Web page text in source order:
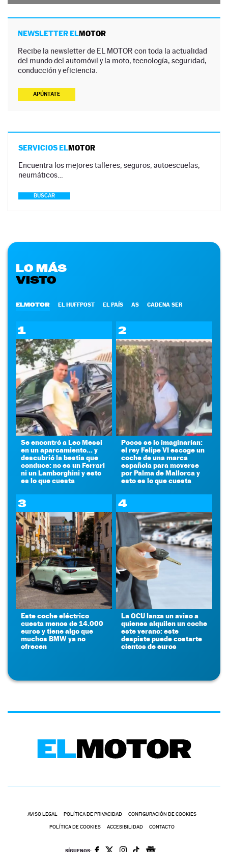
NEWSLETTER ELMOTOR
Recibe la newsletter de EL MOTOR con toda la actualidad
del mundo del automóvil y la moto, tecnología, seguridad,
conducción y eficiencia.
APÚNTATE
SERVICIOS ELMOTOR
Encuentra los mejores talleres, seguros, autoescuelas,
neumáticos…
BUSCAR
LO MÁS
VISTO
ELMOTOR EL HUFFPOST EL PAÍS AS CADENA SER
1
Se encontró a Leo Messi
en un aparcamiento... y
descubrió la bestia que
conduce: no es un Ferrari
ni un Lamborghini y esto
es lo que cuesta
2
Pocos se lo imaginarían:
el rey Felipe VI escoge un
coche de una marca
española para moverse
por Palma de Mallorca y
esto es lo que cuesta
3
Este coche eléctrico
cuesta menos de 14.000
euros y tiene algo que
muchos BMW ya no
ofrecen
4
La OCU lanza un aviso a
quienes alquilen un coche
este verano: este
despiste puede costarte
cientos de euros
AVISO LEGAL POLÍTICA DE PRIVACIDAD CONFIGURACIÓN DE COOKIES
POLÍTICA DE COOKIES ACCESIBILIDAD CONTACTO
SÍGUENOS: